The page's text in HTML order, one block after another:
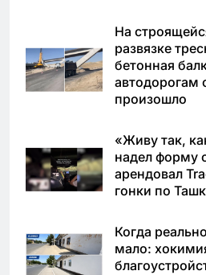
На
развязке
бетонная
автодорогам
произошло
«Живу так,
надел форму
арендовал
гонки по
Когда
мало: